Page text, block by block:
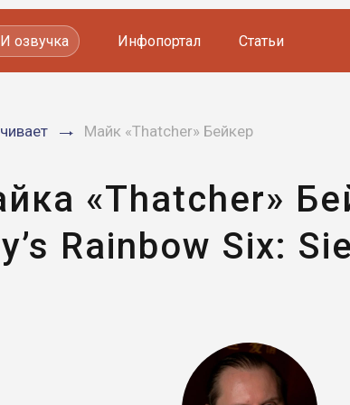
озвучка Инфопортал Статьи
Майк «Thatcher» Бейкер
«Thatcher»
Rainbow Six: